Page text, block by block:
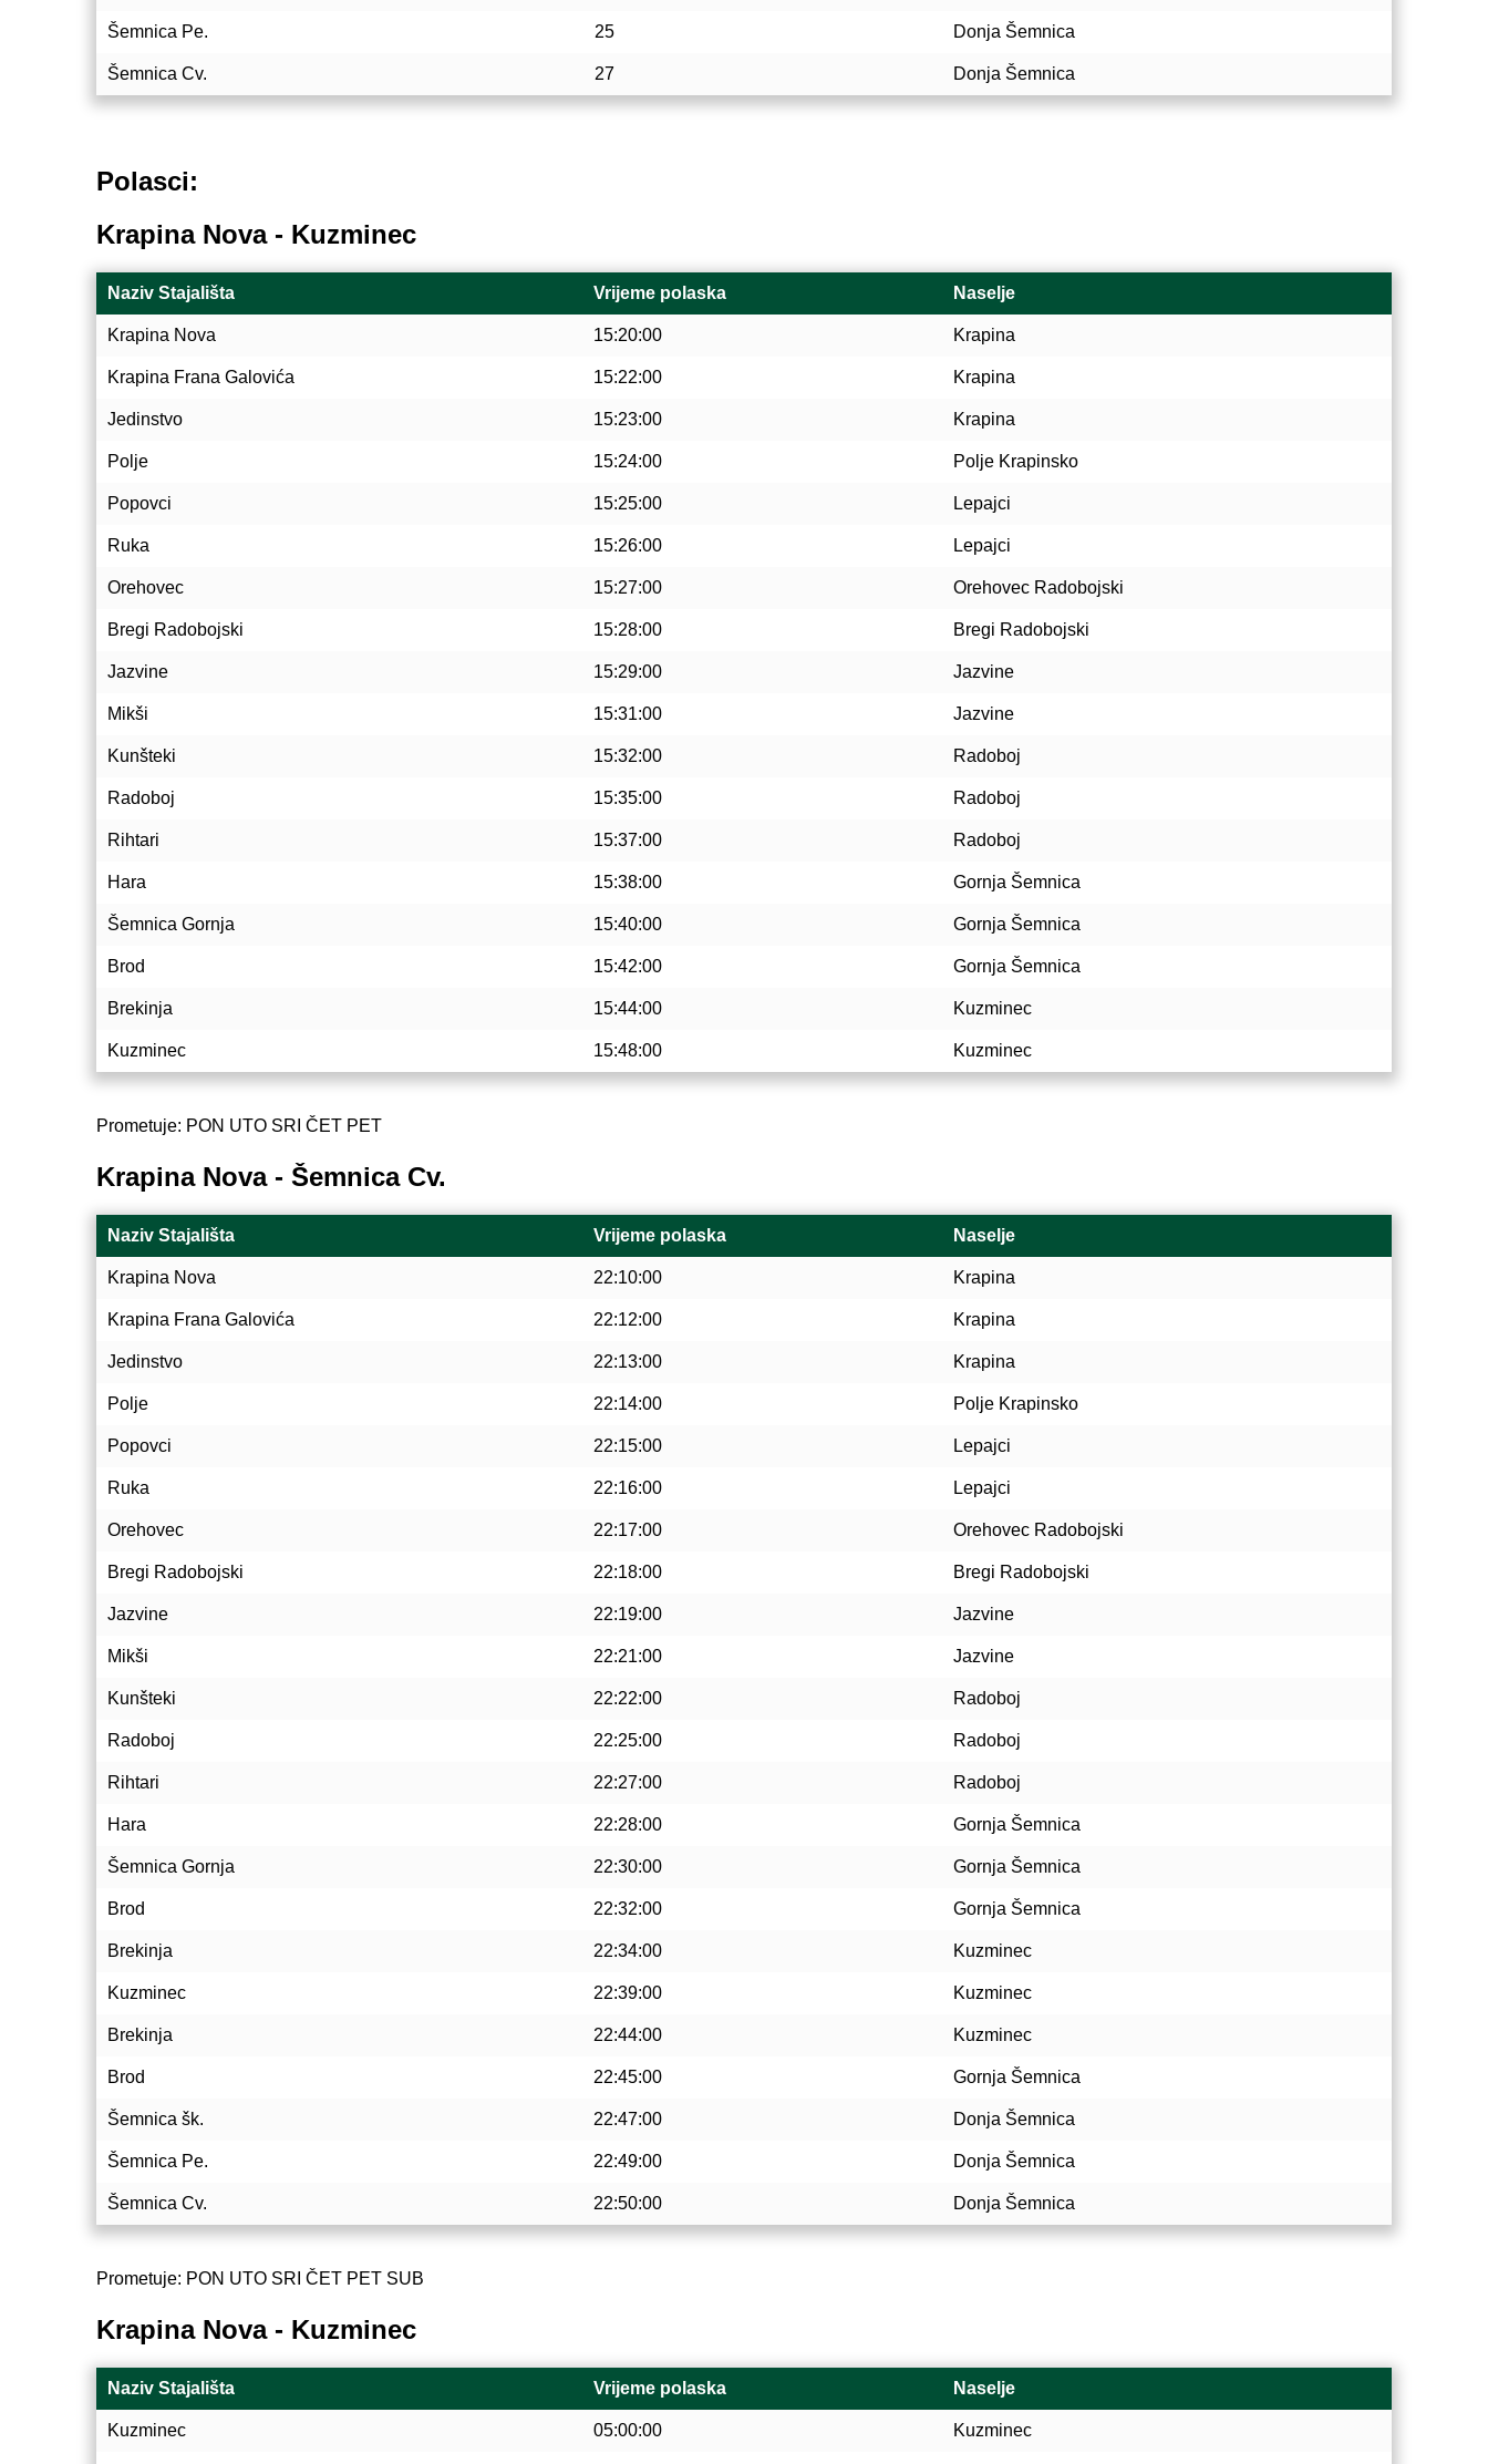
Šemnica Pe. 25 Donja Šemnica
Šemnica Cv. 27 Donja Šemnica
Polasci:
Krapina Nova - Kuzminec
Naziv Stajališta Vrijeme polaska Naselje
Krapina Nova 15:20:00 Krapina
Krapina Frana Galovića 15:22:00 Krapina
Jedinstvo 15:23:00 Krapina
Polje 15:24:00 Polje Krapinsko
Popovci 15:25:00 Lepajci
Ruka 15:26:00 Lepajci
Orehovec 15:27:00 Orehovec Radobojski
Bregi Radobojski 15:28:00 Bregi Radobojski
Jazvine 15:29:00 Jazvine
Mikši 15:31:00 Jazvine
Kunšteki 15:32:00 Radoboj
Radoboj 15:35:00 Radoboj
Rihtari 15:37:00 Radoboj
Hara 15:38:00 Gornja Šemnica
Šemnica Gornja 15:40:00 Gornja Šemnica
Brod 15:42:00 Gornja Šemnica
Brekinja 15:44:00 Kuzminec
Kuzminec 15:48:00 Kuzminec
Prometuje: PON UTO SRI ČET PET
Krapina Nova - Šemnica Cv.
Naziv Stajališta Vrijeme polaska Naselje
Krapina Nova 22:10:00 Krapina
Krapina Frana Galovića 22:12:00 Krapina
Jedinstvo 22:13:00 Krapina
Polje 22:14:00 Polje Krapinsko
Popovci 22:15:00 Lepajci
Ruka 22:16:00 Lepajci
Orehovec 22:17:00 Orehovec Radobojski
Bregi Radobojski 22:18:00 Bregi Radobojski
Jazvine 22:19:00 Jazvine
Mikši 22:21:00 Jazvine
Kunšteki 22:22:00 Radoboj
Radoboj 22:25:00 Radoboj
Rihtari 22:27:00 Radoboj
Hara 22:28:00 Gornja Šemnica
Šemnica Gornja 22:30:00 Gornja Šemnica
Brod 22:32:00 Gornja Šemnica
Brekinja 22:34:00 Kuzminec
Kuzminec 22:39:00 Kuzminec
Brekinja 22:44:00 Kuzminec
Brod 22:45:00 Gornja Šemnica
Šemnica šk. 22:47:00 Donja Šemnica
Šemnica Pe. 22:49:00 Donja Šemnica
Šemnica Cv. 22:50:00 Donja Šemnica
Prometuje: PON UTO SRI ČET PET SUB
Krapina Nova - Kuzminec
Naziv Stajališta Vrijeme polaska Naselje
Kuzminec 05:00:00 Kuzminec